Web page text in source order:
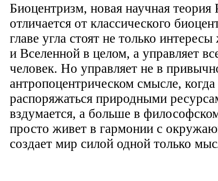
Биоцентризм, новая научная теория
отличается от классического
главе угла стоят не только
и Вселенной в целом, а управляет
человек. Но управляет не в
антропоцентрическом смысле,
распоряжаться природными
вздумается, а больше в
просто живет в гармонии с
создает мир силой одной только